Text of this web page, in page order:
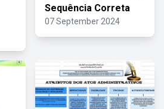
Sequência Correta
07 September 2024